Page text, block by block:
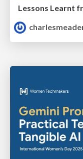
Lessons Learnt